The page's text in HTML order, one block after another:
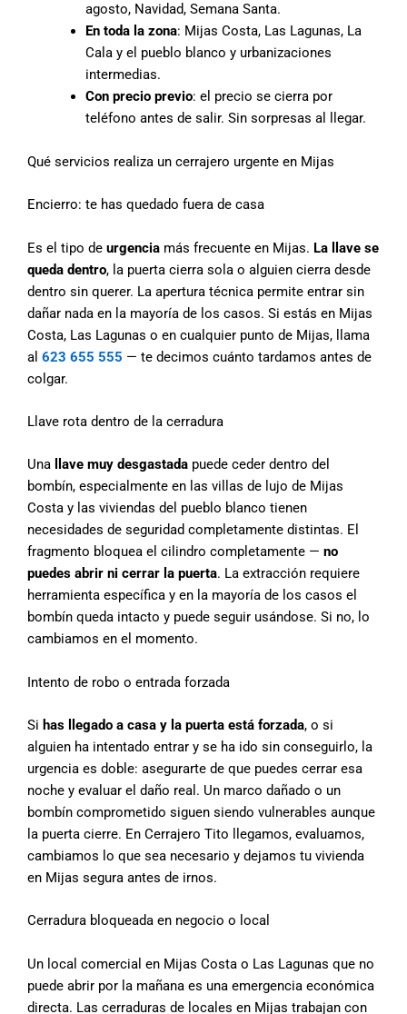
agosto, Navidad, Semana Santa.
En toda la zona: Mijas Costa, Las Lagunas, La
Cala y el pueblo blanco y urbanizaciones
intermedias.
Con precio previo: el precio se cierra por
teléfono antes de salir. Sin sorpresas al llegar.
Qué servicios realiza un cerrajero urgente en Mijas
Encierro: te has quedado fuera de casa
Es el tipo de urgencia más frecuente en Mijas. La llave se
queda dentro, la puerta cierra sola o alguien cierra desde
dentro sin querer. La apertura técnica permite entrar sin
dañar nada en la mayoría de los casos. Si estás en Mijas
Costa, Las Lagunas o en cualquier punto de Mijas, llama
al 623 655 555 — te decimos cuánto tardamos antes de
colgar.
Llave rota dentro de la cerradura
Una llave muy desgastada puede ceder dentro del
bombín, especialmente en las villas de lujo de Mijas
Costa y las viviendas del pueblo blanco tienen
necesidades de seguridad completamente distintas. El
fragmento bloquea el cilindro completamente — no
puedes abrir ni cerrar la puerta. La extracción requiere
herramienta específica y en la mayoría de los casos el
bombín queda intacto y puede seguir usándose. Si no, lo
cambiamos en el momento.
Intento de robo o entrada forzada
Si has llegado a casa y la puerta está forzada, o si
alguien ha intentado entrar y se ha ido sin conseguirlo, la
urgencia es doble: asegurarte de que puedes cerrar esa
noche y evaluar el daño real. Un marco dañado o un
bombín comprometido siguen siendo vulnerables aunque
la puerta cierre. En Cerrajero Tito llegamos, evaluamos,
cambiamos lo que sea necesario y dejamos tu vivienda
en Mijas segura antes de irnos.
Cerradura bloqueada en negocio o local
Un local comercial en Mijas Costa o Las Lagunas que no
puede abrir por la mañana es una emergencia económica
directa. Las cerraduras de locales en Mijas trabajan con